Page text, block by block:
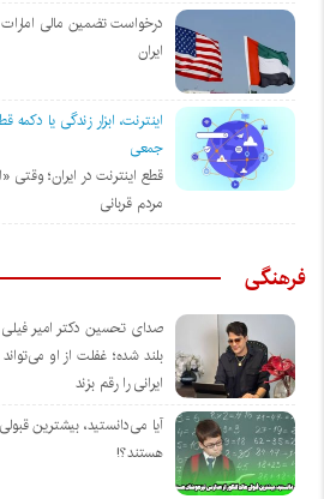
درخواست تضمین مالی امارات
ایران
اینترنت، ابزار زندگی یا
جمعی
قطع اینترنت در ایران؛ وقتی
مردم قربانی
فرهنگی
صدای تحسین دکتر امیر فیلی
بلند شده؛ غفلت از او می‌تواند
ایرانی را رقم بزند
آیا می‌دانستید، بیشترین
هستند؟!